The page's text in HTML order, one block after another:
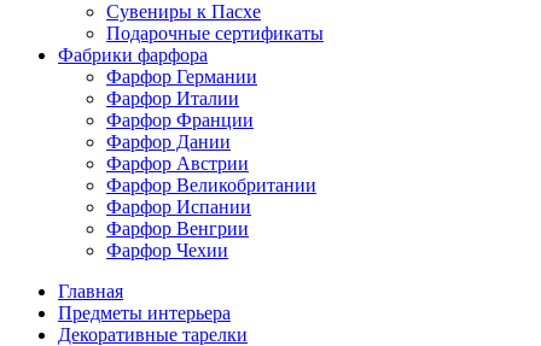
Сувениры к Пасхе
Подарочные сертификаты
Фабрики фарфора
Фарфор Германии
Фарфор Италии
Фарфор Франции
Фарфор Дании
Фарфор Австрии
Фарфор Великобритании
Фарфор Испании
Фарфор Венгрии
Фарфор Чехии
Главная
Предметы интерьера
Декоративные тарелки